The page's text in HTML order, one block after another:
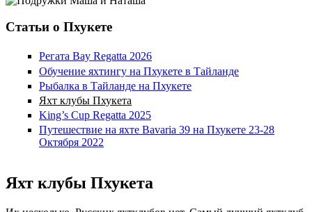
Статьи о Пхукете
Регата Bay Regatta 2026
Обучение яхтингу на Пхукете в Тайланде
Рыбалка в Тайланде на Пхукете
Яхт клубы Пхукета
King’s Cup Regatta 2025
Путешествие на яхте Bavaria 39 на Пхукете 23-28
Октября 2022
Яхт клубы Пхукета